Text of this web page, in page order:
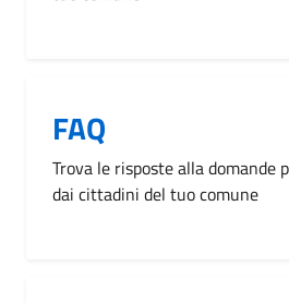
FAQ
Trova le risposte alla
dai cittadini del tuo comune